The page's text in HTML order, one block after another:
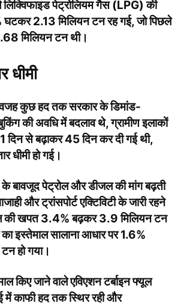
लिक्विफाइड पेट्रोलियम गैस (LPG) की
2.13 मिलियन टन रह गई, जो पिछले
मिलियन टन थी।
धीमी
वजह कुछ हद तक सरकार के डिमांड-
की अवधि में बदलाव थे, ग्रामीण इलाकों
दिन से बढ़ाकर 45 दिन कर दी गई थी,
धीमी हो गई।
बावजूद पेट्रोल और डीजल की मांग बढ़ती
और ट्रांसपोर्ट एक्टिविटी के जारी रहने
की खपत 3.4% बढ़कर 3.9 मिलियन टन
इस्तेमाल सालाना आधार पर 1.6%
हो गया।
किए जाने वाले एविएशन टर्बाइन फ्यूल
काफी हद तक स्थिर रही और